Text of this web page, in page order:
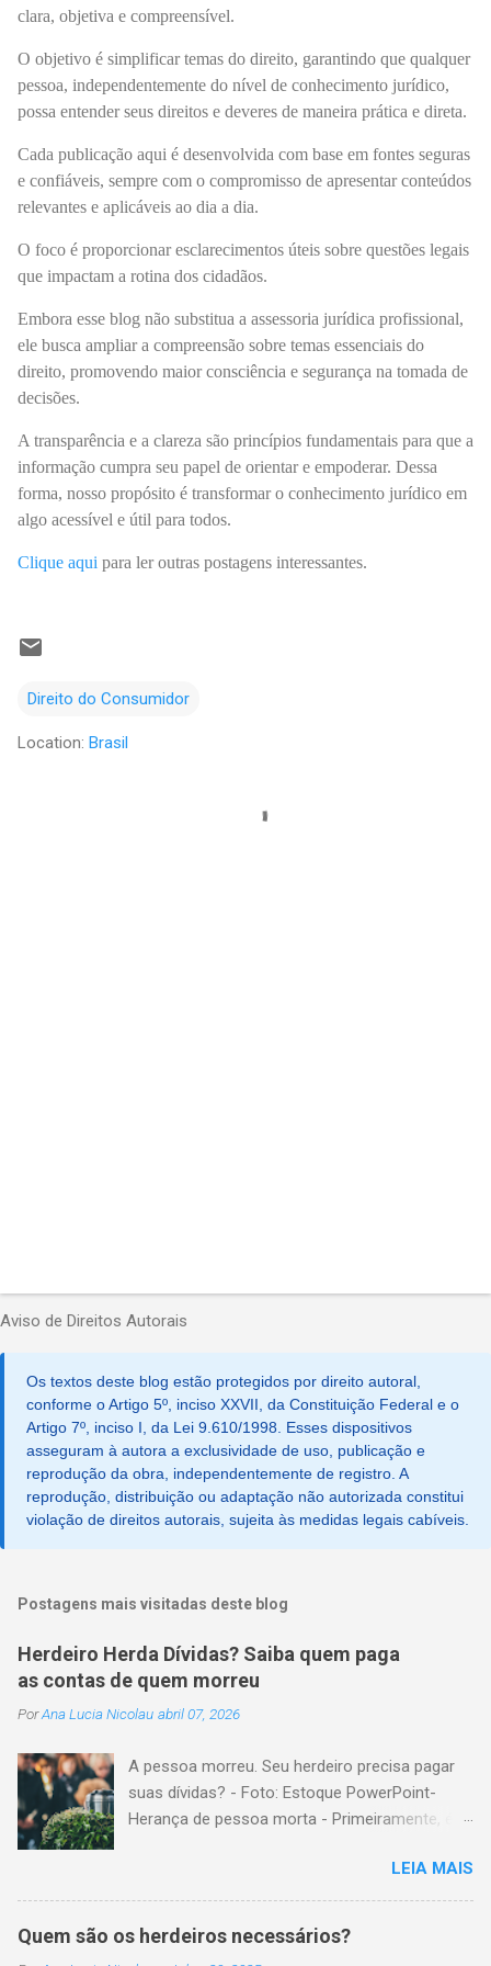
clara, objetiva e compreensível.
O objetivo é simplificar temas do direito, garantindo que qualquer
pessoa, independentemente do nível de conhecimento jurídico,
possa entender seus direitos e deveres de maneira prática e direta.
Cada publicação aqui é desenvolvida com base em fontes seguras
e confiáveis, sempre com o compromisso de apresentar conteúdos
relevantes e aplicáveis ao dia a dia.
O foco é proporcionar esclarecimentos úteis sobre questões legais
que impactam a rotina dos cidadãos.
Embora esse blog não substitua a assessoria jurídica profissional,
ele busca ampliar a compreensão sobre temas essenciais do
direito, promovendo maior consciência e segurança na tomada de
decisões.
A transparência e a clareza são princípios fundamentais para que a
informação cumpra seu papel de orientar e empoderar. Dessa
forma, nosso propósito é transformar o conhecimento jurídico em
algo acessível e útil para todos.
Clique aqui para ler outras postagens interessantes.
Direito do Consumidor
Location: Brasil
Aviso de Direitos Autorais
Os textos deste blog estão protegidos por direito autoral,
conforme o Artigo 5º, inciso XXVII, da Constituição Federal e o
Artigo 7º, inciso I, da Lei 9.610/1998. Esses dispositivos
asseguram à autora a exclusividade de uso, publicação e
reprodução da obra, independentemente de registro. A
reprodução, distribuição ou adaptação não autorizada constitui
violação de direitos autorais, sujeita às medidas legais cabíveis.
Postagens mais visitadas deste blog
Herdeiro Herda Dívidas? Saiba quem paga
as contas de quem morreu
PorAna Lucia Nicolau abril 07, 2026
A pessoa morreu. Seu herdeiro precisa pagar
suas dívidas? - Foto: Estoque PowerPoint-
Herança de pessoa morta - Primeiramente, é
formado pelos elementos, para transmissão
aos sucessores. Esses elementos são: A)
positivos; ou seja, com importância monetária,
LEIA MAIS
Quem são os herdeiros necessários?